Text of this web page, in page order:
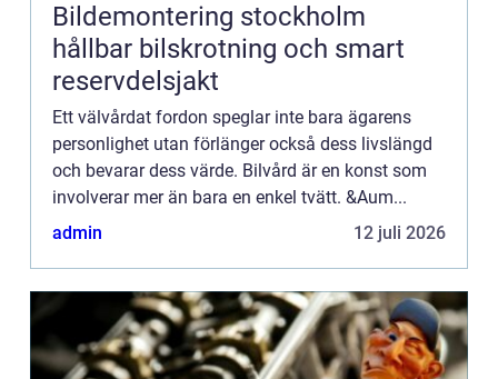
Bildemontering stockholm
hållbar bilskrotning och smart
reservdelsjakt
Ett välvårdat fordon speglar inte bara ägarens
personlighet utan förlänger också dess livslängd
och bevarar dess värde. Bilvård är en konst som
involverar mer än bara en enkel tvätt. &Aum...
admin
12 juli 2026